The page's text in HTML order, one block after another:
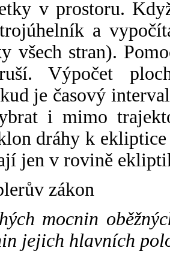
v prostoru.
a
všech stran).
Výpočet
je časový
i mimo
dráhy k
jen v rovině
zákon
mocnin
jejich hlavních